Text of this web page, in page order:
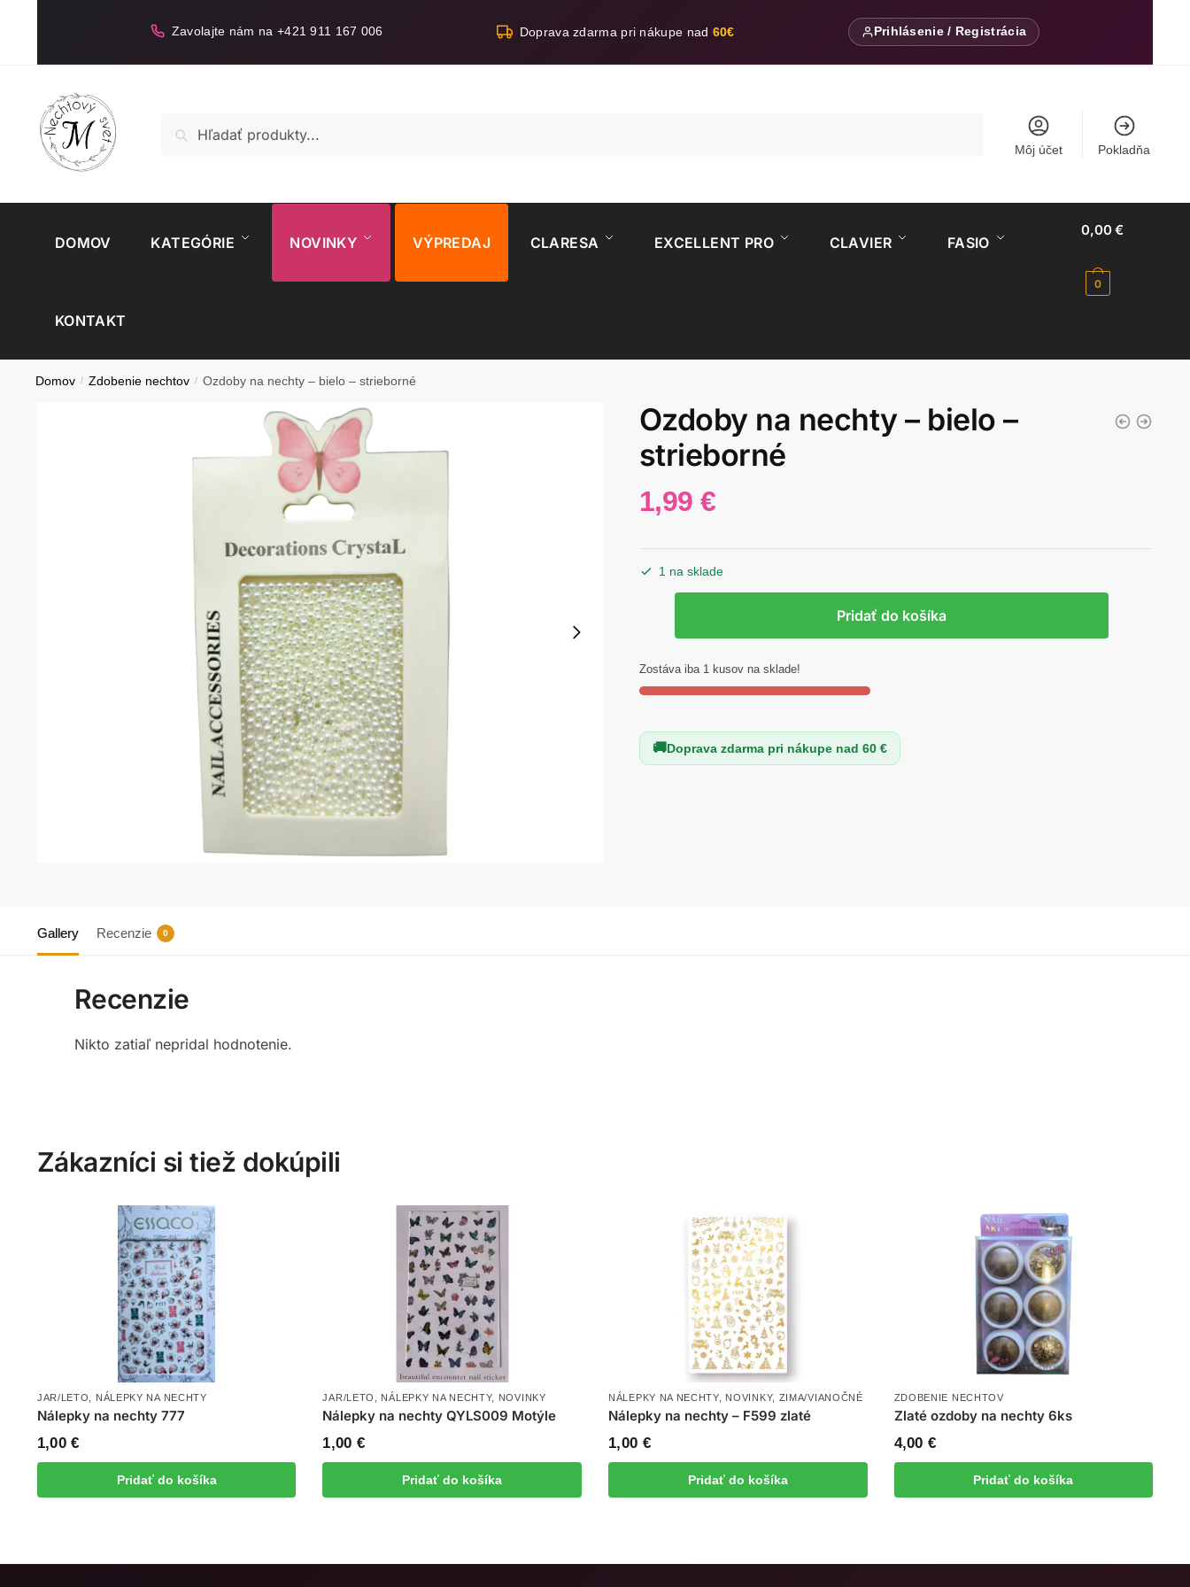
Zavolajte nám na +421 911 167 006 Doprava zdarma pri nákupe nad 60€ Prihlásenie / Registrácia
Vyhľadávanie
Môj účet Pokladňa
DOMOV KATEGÓRIE NOVINKY VÝPREDAJ CLARESA EXCELLENT PRO CLAVIER FASIO
KONTAKT
0,00€
0
Domov / Zdobenie nechtov / Ozdoby na nechty – bielo – strieborné
Ozdoby na nechty – bielo –
strieborné
1,99€
1 na sklade
nechty
-
-
strieborné
Pridať do košíka
Zostáva iba 1 kusov na sklade!
Doprava zdarma pri nákupe nad 60 €
Gallery Recenzie 0
Recenzie
Nikto zatiaľ nepridal hodnotenie.
Zákazníci si tiež dokúpili
JAR/LETO NÁLEPKY NA NECHTY
Nálepky na nechty 777
1,00€
Pridať do košíka
JAR/LETO NÁLEPKY NA NECHTY, NOVINKY
Nálepky na nechty QYLS009 Motýle
1,00 €
Pridať do košíka
NÁLEPKY NA NECHTY, NOVINKY, ZIMA/VIANOČNÉ
Nálepky na nechty – F599 zlaté
1,00 €
Pridať do košíka
ZDOBENIE NECHTOV
Zlaté ozdoby na nechty 6ks
4,00€
Pridať do košíka